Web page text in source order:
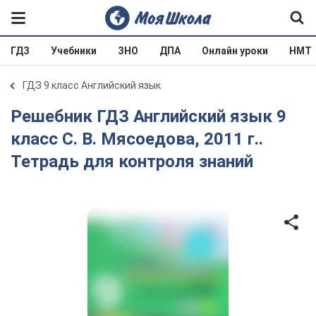
ГДЗ Учебники ЗНО ДПА Онлайн уроки НМТ
ГДЗ 9 класс Английский язык
Решебник ГДЗ Английский язык 9
класс С. В. Мясоедова, 2011 г..
Тетрадь для контроля знаний